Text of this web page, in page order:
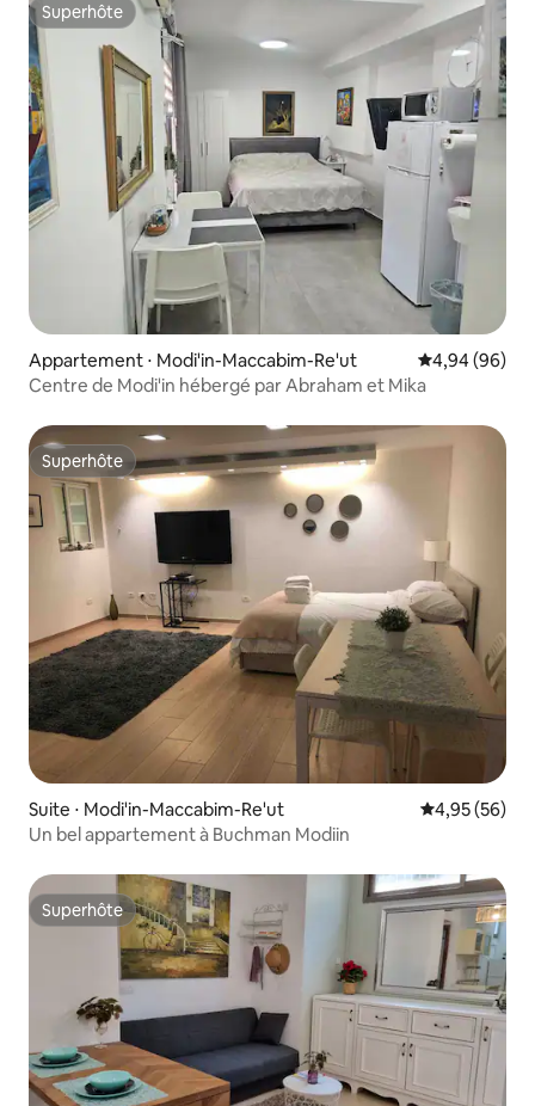
Superhôte
Superhôte
Appartement ⋅ Modi'in-Maccabim-Re'ut Évaluation
4,94 (96)
Centre de Modi'in hébergé par Abraham et Mika
Superhôte
Superhôte
Suite ⋅ Modi'in-Maccabim-Re'ut Évaluation
4,95 (56)
Un bel appartement à Buchman Modiin
Superhôte
Superhôte